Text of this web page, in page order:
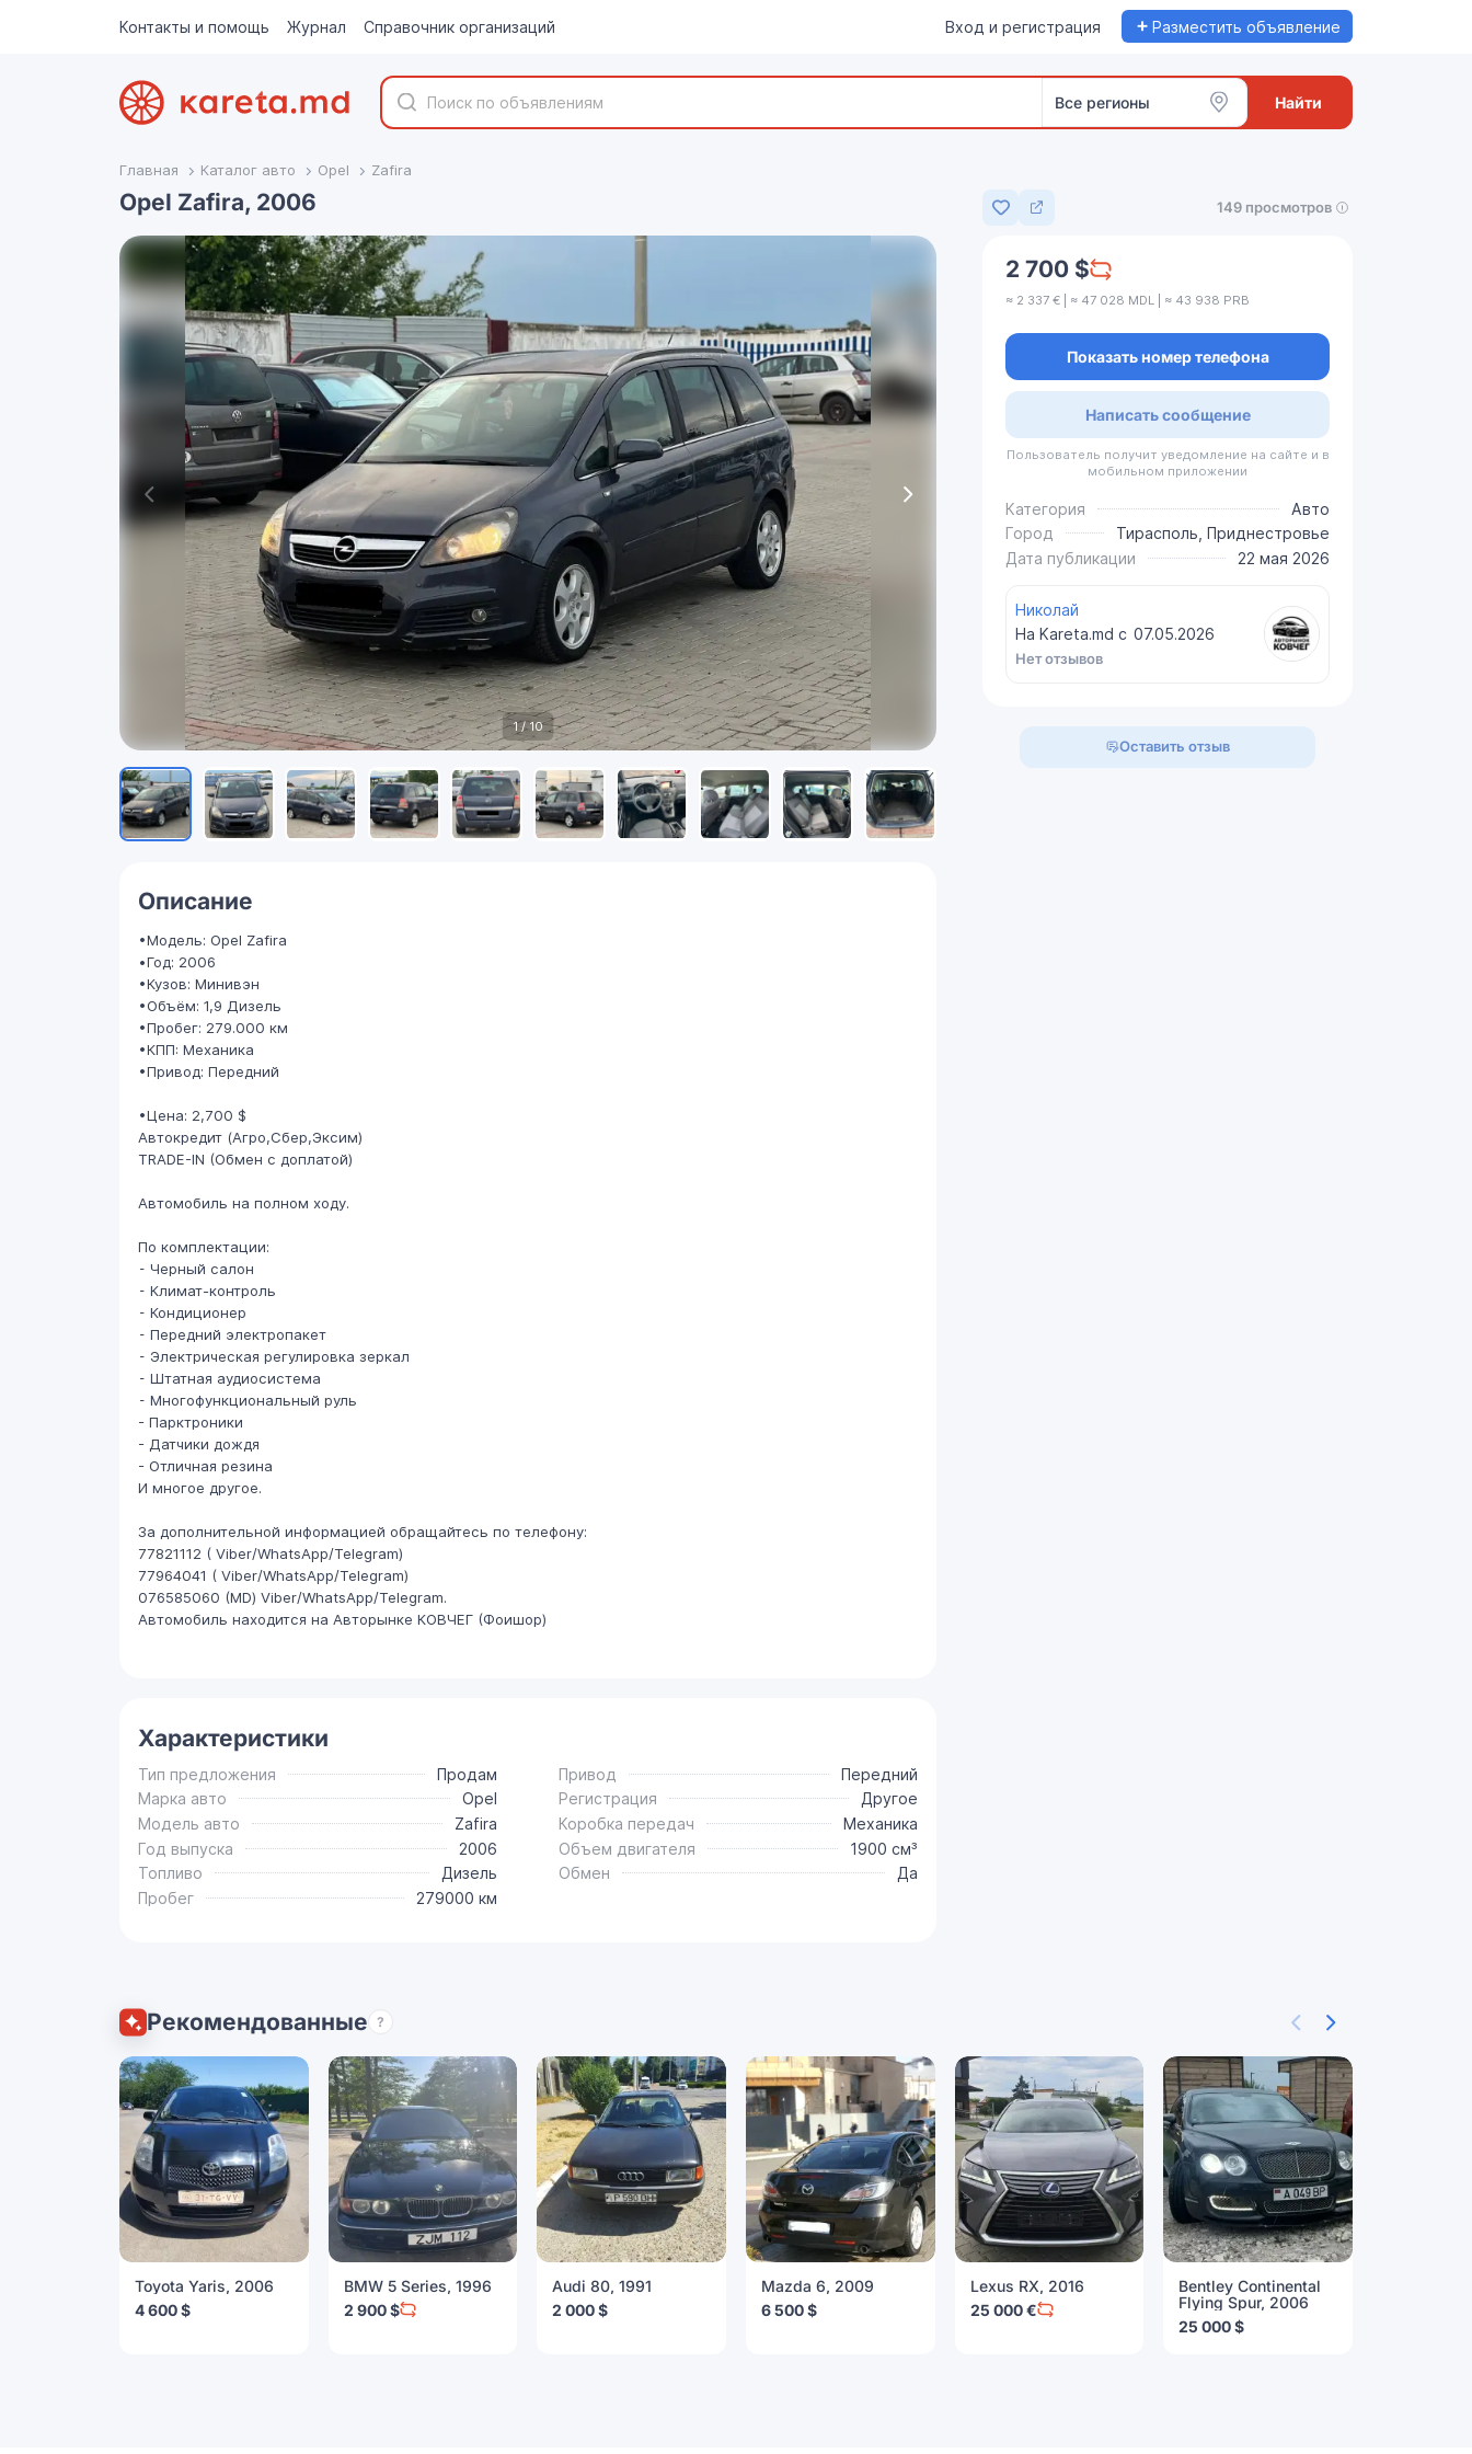
Контакты и помощь Журнал Справочник организаций Вход и регистрация + Разместить объявление
Все регионы Найти
Главная Каталог авто Opel Zafira
Opel Zafira, 2006
Добавить в избранное
149 просмотров
1/10
Описание
•Модель: Opel Zafira
•Год: 2006
•Кузов: Минивэн
•Объём: 1,9 Дизель
•Пробег: 279.000 км
•КПП: Механика
•Привод: Передний
•Цена: 2,700 $
Автокредит (Агро,Сбер,Эксим)
TRADE-IN (Обмен с доплатой)
Автомобиль на полном ходу.
По комплектации:
⁃ Черный салон
⁃ Климат-контроль
⁃ Кондиционер
⁃ Передний электропакет
⁃ Электрическая регулировка зеркал
⁃ Штатная аудиосистема
⁃ Многофункциональный руль
- Парктроники
- Датчики дождя
- Отличная резина
И многое другое.
За дополнительной информацией обращайтесь по телефону:
77821112 ( Viber/WhatsApp/Telegram)
77964041 ( Viber/WhatsApp/Telegram)
076585060 (МD) Viber/WhatsApp/Telegram.
Автомобиль находится на Авторынке КОВЧЕГ (Фоишор)
Характеристики
Тип предложения
Продам
Марка авто
Opel
Модель авто
Zafira
Год выпуска
2006
Топливо
Дизель
Пробег
279000 км
Привод
Передний
Регистрация
Другое
Коробка передач
Механика
Объем двигателя
1900 см³
Обмен
Да
2 700 $
≈ 2 337 € | ≈ 47 028 MDL | ≈ 43 938 PRB
Показать номер телефона
Написать сообщение
Пользователь получит уведомление на сайте и в
мобильном приложении
Категория
Авто
Город
Тирасполь, Приднестровье
Дата публикации
22 мая 2026
Николай
На Kareta.md с 07.05.2026
Нет отзывов
Оставить отзыв
Рекомендованные ?
Toyota Yaris, 2006
4 600 $
BMW 5 Series, 1996
2 900 $
Audi 80, 1991
2 000 $
Mazda 6, 2009
6 500 $
Lexus RX, 2016
25 000 €
Bentley Continental
Flying Spur, 2006
25 000 $